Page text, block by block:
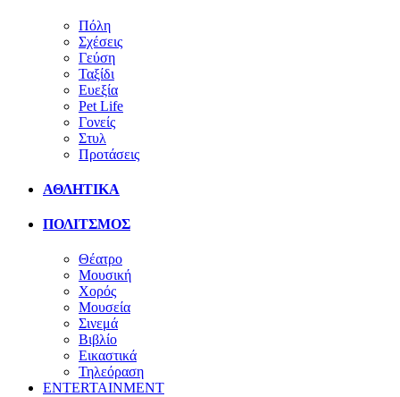
Πόλη
Σχέσεις
Γεύση
Ταξίδι
Ευεξία
Pet Life
Γονείς
Στυλ
Προτάσεις
ΑΘΛΗΤΙΚΑ
ΠΟΛΙΤΣΜΟΣ
Θέατρο
Μουσική
Χορός
Μουσεία
Σινεμά
Βιβλίο
Εικαστικά
Τηλεόραση
ENTERTAINMENT